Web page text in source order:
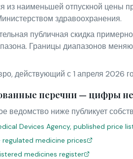
из наименьшей отпускной цены
здравоохранения.
публичная скидка
Границы диапазонов
действующий с 1 апреля 2026
перечни — цифры
ведомство ниже публикует
Devices Agency, published price
medicine prices
medicines register